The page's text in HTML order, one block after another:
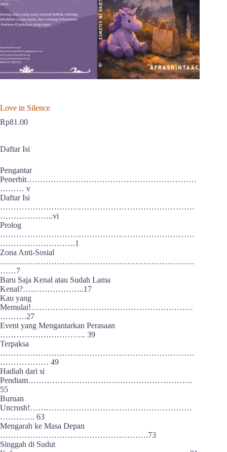
Love in Silence
Rp81.00
Daftar Isi
Pengantar
Penerbit………………………………………………………
……… v
Daftar Isi
………………………………………………………………
………………..vi
Prolog
………………………………………………………………
……………………….1
Zona Anti-Sosial
………………………………………………………………
……7
Baru Saja Kenal atau Sudah Lama
Kenal?…………………..17
Kau yang
Memulai!……………………………………………………
……….27
Event yang Mengantarkan Perasaan
………………………….. 39
Terpaksa
………………………………………………………………
……………… 49
Hadiah dari si
Pendiam…………………………………………………….
55
Buruan
Uncrush!……………………………………………………
…………. 63
Mengarah ke Masa Depan
……………………………………………….73
Singgah di Sudut